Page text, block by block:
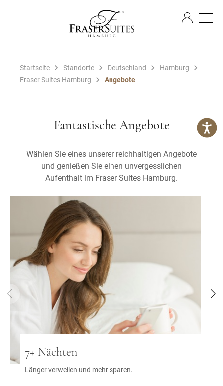
Startseite Standorte Deutschland
Hamburg
Fraser Suites Hamburg
Angebote
Fantastische Angebote
Wählen Sie eines unserer reichhaltigen Angebote
und genießen Sie einen unvergesslichen
Aufenthalt im Fraser Suites Hamburg.
7+ Nächten
Länger verweilen und mehr sparen.